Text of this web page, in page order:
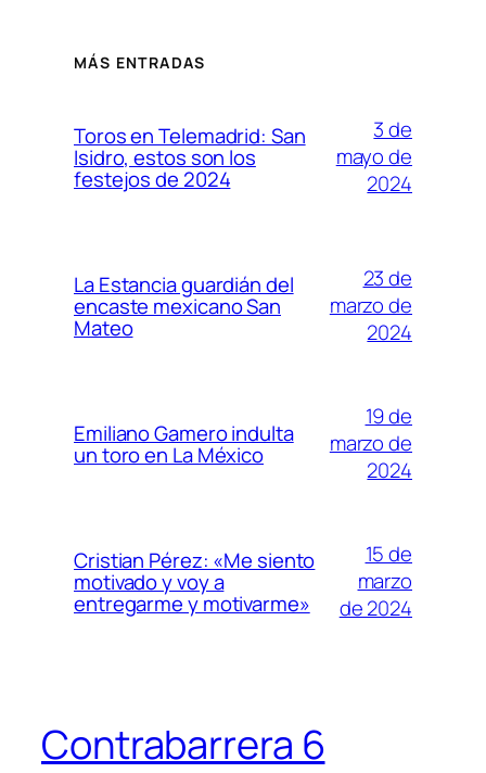
MÁS ENTRADAS
Toros en Telemadrid: San
Isidro, estos son los
festejos de 2024
3 de
mayo de
2024
La Estancia guardián del
encaste mexicano San
Mateo
23 de
marzo de
2024
Emiliano Gamero indulta
un toro en La México
19 de
marzo de
2024
Cristian Pérez: «Me siento
motivado y voy a
entregarme y motivarme»
15 de
marzo
de 2024
Contrabarrera 6